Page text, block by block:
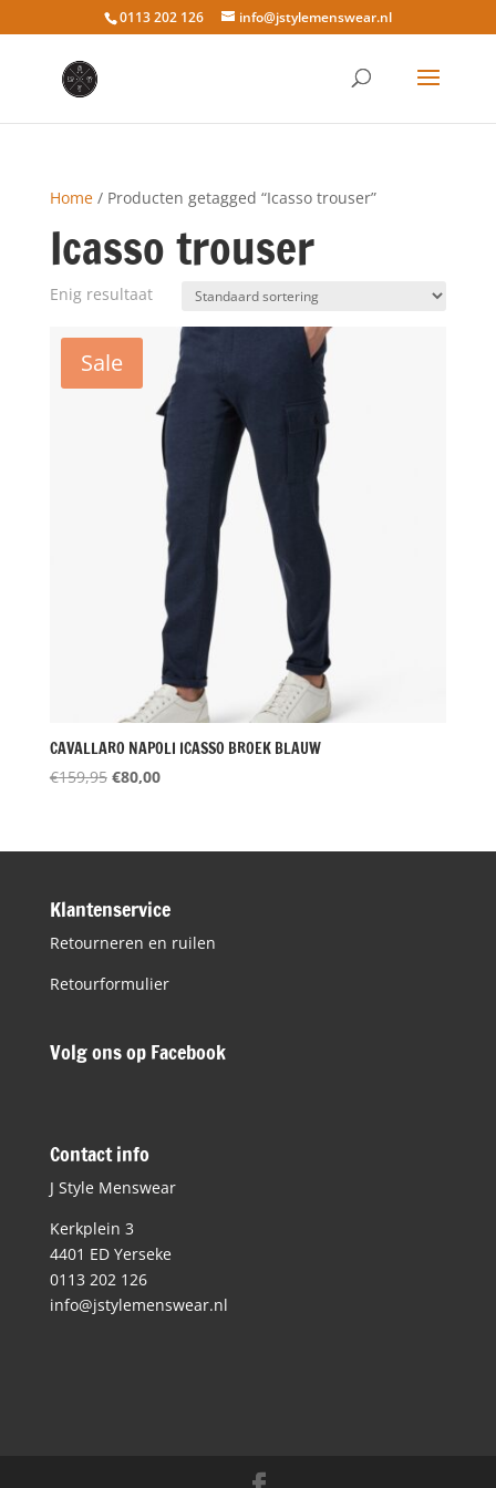
0113 202 126 info@jstylemenswear.nl
Home/ Producten getagged “Icasso trouser”
Icasso trouser
Enig resultaat
Sale
CAVALLARO NAPOLI ICASSO BROEK BLAUW
€159,95 Oorspronkelijke
€159,95.
€80,00Huidige
€80,00.
Klantenservice
Retourneren en ruilen
Retourformulier
Volg ons op Facebook
Contact info
J Style Menswear
Kerkplein 3
4401 ED Yerseke
0113 202 126
info@jstylemenswear.nl